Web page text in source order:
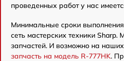
проведенных работ у нас
Минимальные сроки
сеть мастерских техники
запчастей. И возможно на
запчасть на модель R-777HK.